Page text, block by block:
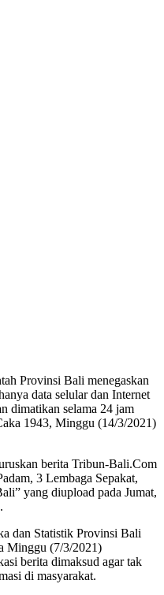
Provinsi Bali menegaskan
data selular dan Internet
dimatikan selama 24 jam
1943, Minggu (14/3/2021)
berita Tribun-Bali.Com
3 Lembaga Sepakat,
yang diupload pada Jumat,
dan Statistik Provinsi Bali
Minggu (7/3/2021)
berita dimaksud agar tak
di masyarakat.